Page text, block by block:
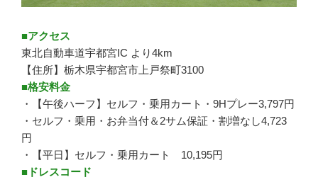
■アクセス
東北自動車道宇都宮IC より4km
【住所】栃木県宇都宮市上戸祭町3100
■格安料金
・【午後ハーフ】セルフ・乗用カート・9Hプレー3,797円
・セルフ・乗用・お弁当付＆2サム保証・割増なし4,723
円
・【平日】セルフ・乗用カート 10,195円
■ドレスコード